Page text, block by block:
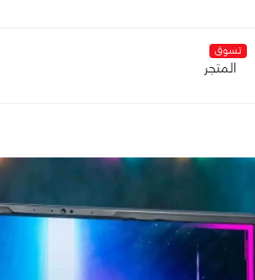
تسوق
المتجر